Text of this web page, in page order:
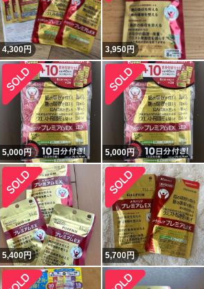
4,300円 3,950円
5,000円 5,000円
5,400円 5,700円